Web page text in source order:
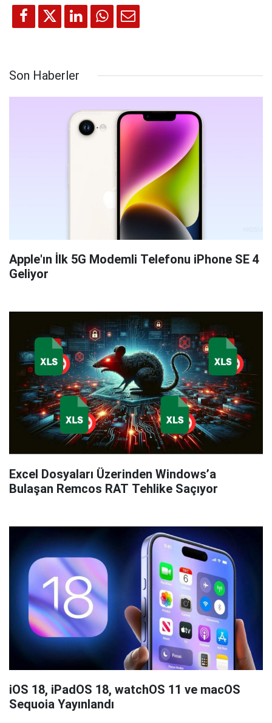
Son Haberler
Apple'ın İlk 5G Modemli Telefonu iPhone SE 4
Geliyor
Excel Dosyaları Üzerinden Windows’a
Bulaşan Remcos RAT Tehlike Saçıyor
iOS 18, iPadOS 18, watchOS 11 ve macOS
Sequoia Yayınlandı